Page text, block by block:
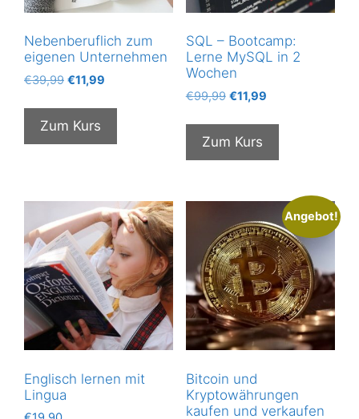
Nebenberuflich zum
eigenen Unternehmen
€39,99 Ursprünglicher
war:
€39,99
€11,99
ist:
Zum Kurs
SQL – Bootcamp:
Lerne MySQL in 2
Wochen
€99,99 Ursprünglicher
war:
€99,99
€11,99Aktueller
ist:
Zum Kurs
Englisch lernen mit
Lingua
Angebot!
Bitcoin und
Kryptowährungen
kaufen und verkaufen